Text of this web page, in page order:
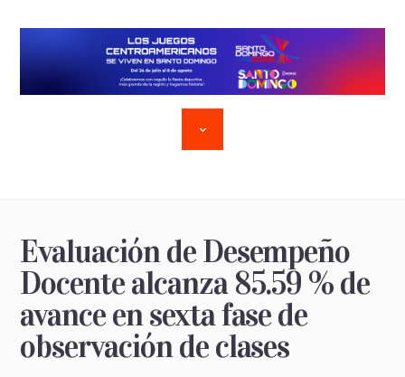
Evaluación de Desempeño
Docente alcanza 85.59 % de
avance en sexta fase de
observación de clases